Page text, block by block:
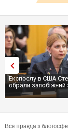
Експослу в США
обрали запобіжний
Вся правда з